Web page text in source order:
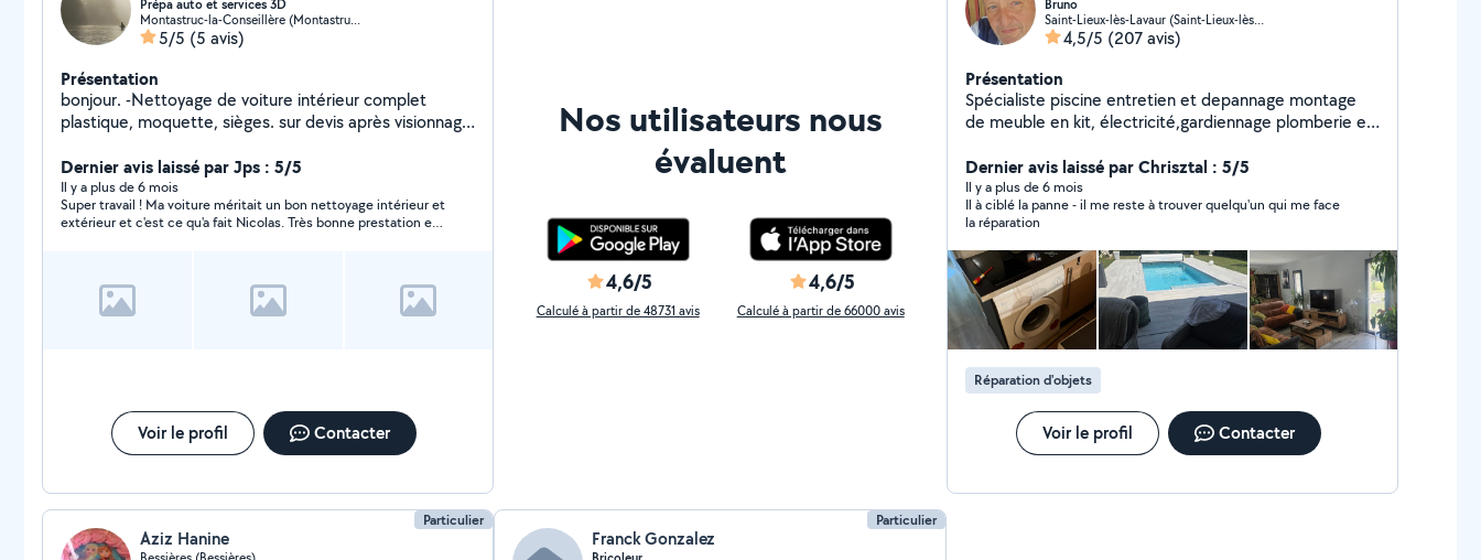
Prépa auto et services 3D
Montastruc-la-Conseillère (Montastruc-la-Conseillère)
5/5 (5 avis)
Présentation
bonjour. -Nettoyage de voiture intérieur complet
plastique, moquette, sièges. sur devis après visionnage
remplacé pièces cassé ou autres.
Dernier avis laissé par Jps : 5/5
Il y a plus de 6 mois
Super travail ! Ma voiture méritait un bon nettoyage intérieur et
extérieur et c'est ce qu'a fait Nicolas. Très bonne prestation et
Voir le profil Contacter
Nos utilisateurs nous
évaluent
4,6/5
Calculé à partir de 48731 avis
4,6/5
Calculé à partir de 66000 avis
Bruno
Saint-Lieux-lès-Lavaur (Saint-Lieux-lès-Lavaur)
4,5/5 (207 avis)
Présentation
Spécialiste piscine entretien et depannage montage
de meuble en kit, électricité,gardiennage plomberie et
domaines très expérimentés. Nettoyage de Terrasse
et vitre ....déduction de 50 % de vos impôts sur
facture.
Dernier avis laissé par Chrisztal : 5/5
Il y a plus de 6 mois
Il à ciblé la panne - il me reste à trouver quelqu'un qui me face
la réparation
Réparation d'objets
Voir le profil Contacter
Particulier
Aziz Hanine
Particulier
Franck Gonzalez